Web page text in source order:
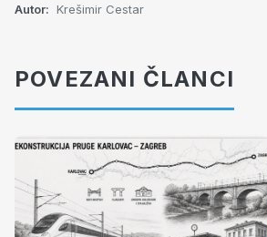
Autor: Krešimir Cestar
POVEZANI ČLANCI